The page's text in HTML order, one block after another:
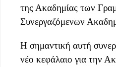
της Ακαδημίας των
Συνεργαζόμενων
Η σημαντική αυτή
νέο κεφάλαιο για την